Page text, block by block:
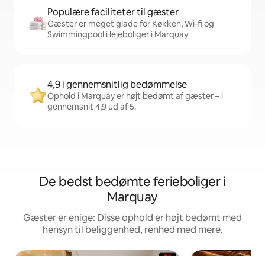
Populære faciliteter til gæster
Gæster er meget glade for Køkken, Wi-fi og
Swimmingpool i lejeboliger i Marquay
4,9 i gennemsnitlig bedømmelse
Ophold i Marquay er højt bedømt af gæster – i
gennemsnit 4,9 ud af 5.
De bedst bedømte ferieboliger i
Marquay
Gæster er enige: Disse ophold er højt bedømt med
hensyn til beliggenhed, renhed med mere.